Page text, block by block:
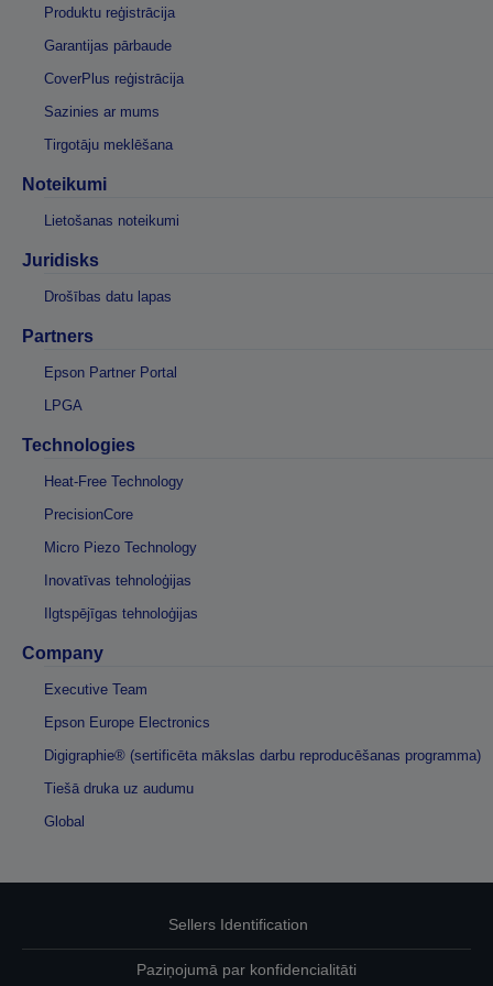
Produktu reģistrācija
Garantijas pārbaude
CoverPlus reģistrācija
Sazinies ar mums
Tirgotāju meklēšana
Noteikumi
Lietošanas noteikumi
Juridisks
Drošības datu lapas
Partners
Epson Partner Portal
LPGA
Technologies
Heat-Free Technology
PrecisionCore
Micro Piezo Technology
Inovatīvas tehnoloģijas
Ilgtspējīgas tehnoloģijas
Company
Executive Team
Epson Europe Electronics
Digigraphie® (sertificēta mākslas darbu reproducēšanas programma)
Tiešā druka uz audumu
Global
Sellers Identification
Paziņojumā par konfidencialitāti